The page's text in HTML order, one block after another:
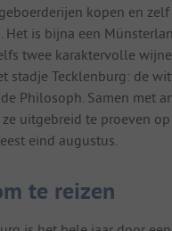
kopen en
Het is bijna een
twee karaktervolle
stadje Tecklenburg: de
Philosoph. Samen met
uitgebreid te proeven
eind augustus.
te reizen